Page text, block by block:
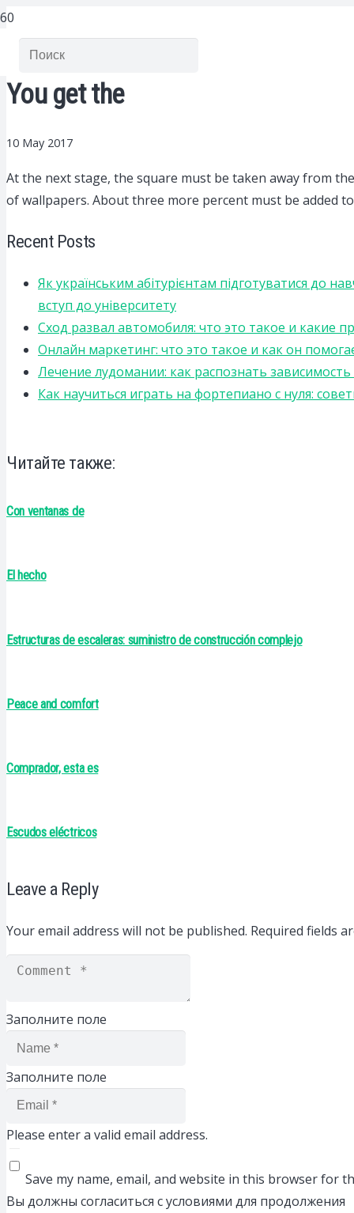
You get the
10 May 2017
At the next stage, the square must be taken away from
of wallpapers. About three more percent must be added
Recent Posts
Як українським абітурієнтам підготуватися до
вступ до університету
Сход развал автомобиля: что это такое и какие
Онлайн маркетинг: что это такое и как он
Лечение лудомании: как распознать
Как научиться играть на фортепиано с нуля:
Читайте также:
Con ventanas de
El hecho
Estructuras de escaleras: suministro de construcción complejo
Peace and comfort
Comprador, esta es
Escudos eléctricos
Leave a Reply
Your email address will not be published. Required fields
Заполните поле
Заполните поле
Please enter a valid email address.
Save my name, email, and website in this browser for
Вы должны согласиться с условиями для продолжения